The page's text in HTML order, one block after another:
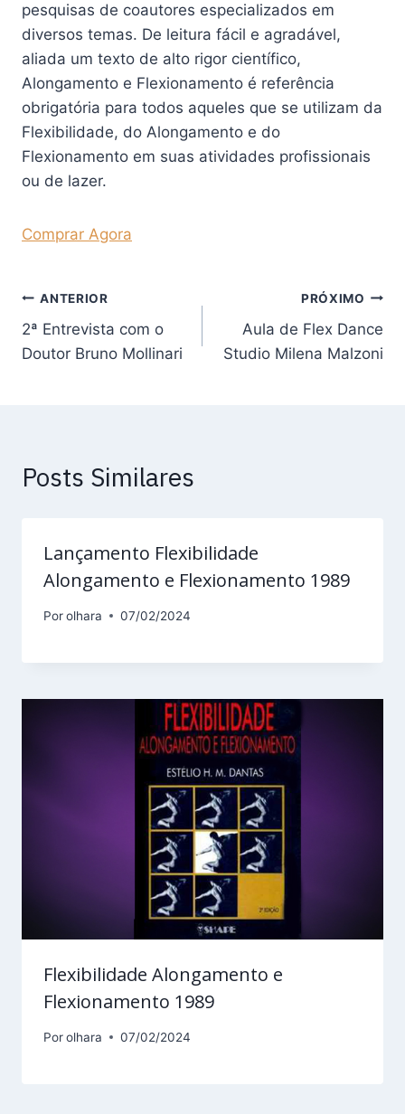
pesquisas de coautores especializados em
diversos temas. De leitura fácil e agradável,
aliada um texto de alto rigor científico,
Alongamento e Flexionamento é referência
obrigatória para todos aqueles que se utilizam da
Flexibilidade, do Alongamento e do
Flexionamento em suas atividades profissionais
ou de lazer.
Comprar Agora
Navegação
de
ANTERIOR
2ª Entrevista com o
Doutor Bruno Mollinari
PRÓXIMO
Aula de Flex Dance
Studio Milena Malzoni
Posts Similares
Lançamento Flexibilidade
Alongamento e Flexionamento 1989
Porolhara 07/02/2024
Flexibilidade Alongamento e
Flexionamento 1989
Porolhara 07/02/2024